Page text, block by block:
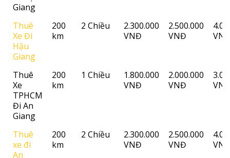
Giang
Thuê
Xe Đi
Hậu
Giang
200
km
2 Chiều
2.300.000
VNĐ
2.500.000
VNĐ
Thuê
Xe
TPHCM
Đi An
Giang
200
km
1 Chiều
1.800.000
VNĐ
2.000.000
VNĐ
Thuê
xe đi
An
200
km
2 Chiều
2.300.000
VNĐ
2.500.000
VNĐ